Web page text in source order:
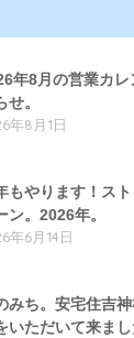
年8月の営業カ
せ。
年8月1日
もやります！ス
ン。2026年。
年6月14日
みち。安宅住吉
いただいて来まし